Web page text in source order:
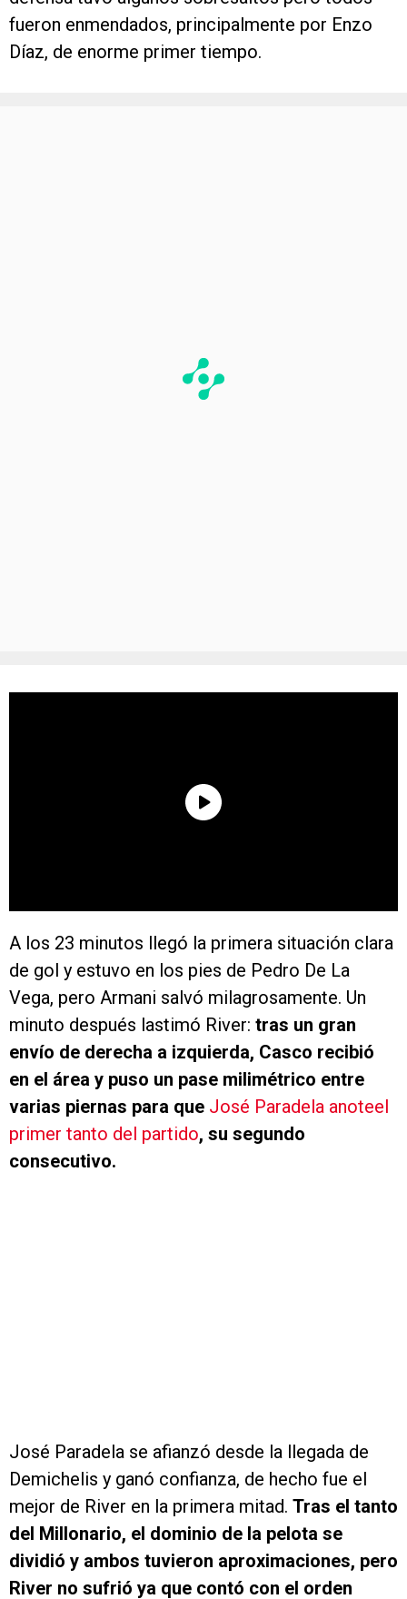
fueron enmendados, principalmente por Enzo
Díaz, de enorme primer tiempo.
A los 23 minutos llegó la primera situación clara
de gol y estuvo en los pies de Pedro De La
Vega, pero Armani salvó milagrosamente. Un
minuto después lastimó River: tras un gran
envío de derecha a izquierda, Casco recibió
en el área y puso un pase milimétrico entre
varias piernas para que José Paradela anoteel
primer tanto del partido, su segundo
consecutivo.
José Paradela se afianzó desde la llegada de
Demichelis y ganó confianza, de hecho fue el
mejor de River en la primera mitad. Tras el tanto
del Millonario, el dominio de la pelota se
dividió y ambos tuvieron aproximaciones, pero
River no sufrió ya que contó con el orden